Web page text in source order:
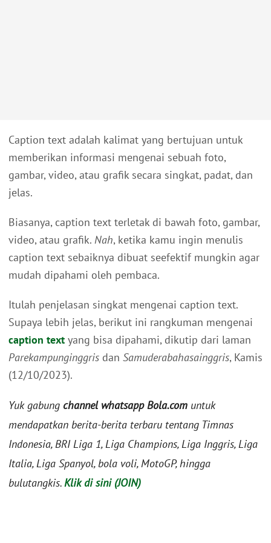
Caption text adalah kalimat yang bertujuan untuk
memberikan informasi mengenai sebuah foto,
gambar, video, atau grafik secara singkat, padat, dan
jelas.
Biasanya, caption text terletak di bawah foto, gambar,
video, atau grafik. Nah, ketika kamu ingin menulis
caption text sebaiknya dibuat seefektif mungkin agar
mudah dipahami oleh pembaca.
Itulah penjelasan singkat mengenai caption text.
Supaya lebih jelas, berikut ini rangkuman mengenai
caption text yang bisa dipahami, dikutip dari laman
Parekampunginggris dan Samuderabahasainggris, Kamis
(12/10/2023).
Yuk gabung channel whatsapp Bola.com untuk
mendapatkan berita-berita terbaru tentang Timnas
Indonesia, BRI Liga 1, Liga Champions, Liga Inggris, Liga
Italia, Liga Spanyol, bola voli, MotoGP, hingga
bulutangkis.Klik di sini (JOIN)